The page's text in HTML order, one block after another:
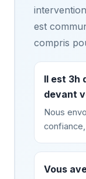
est
compris
Il est 3h
devant
Nous
Vous